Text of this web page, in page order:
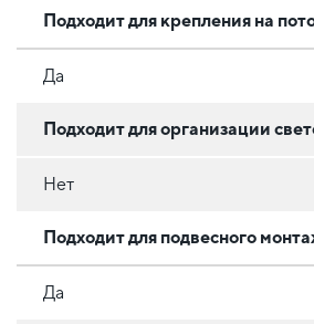
Подходит для крепления на
Да
Подходит для организации
Нет
Подходит для подвесного
Да